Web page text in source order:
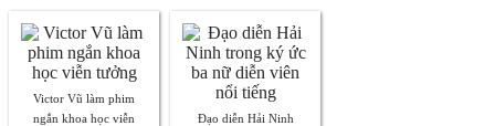
Victor Vũ làm phim
ngắn khoa học viễn
Đạo diễn Hải Ninh